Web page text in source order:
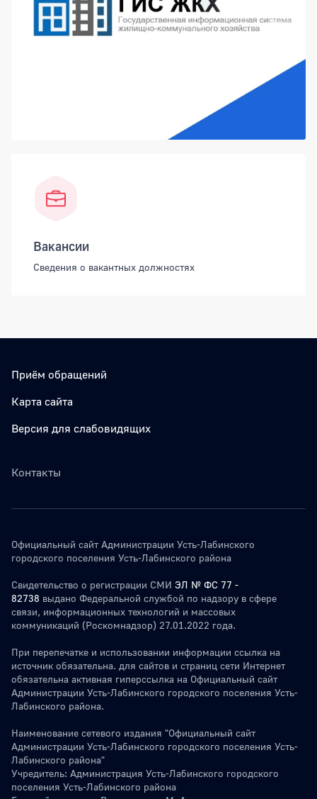
Вакансии
Сведения о вакантных должностях
Приём обращений
Карта сайта
Версия для слабовидящих
Контакты
Официальный сайт Администрации Усть-Лабинского
городского поселения Усть-Лабинского района
Свидетельство о регистрации СМИ ЭЛ № ФС 77 -
82738 выдано Федеральной службой по надзору в сфере
связи, информационных технологий и массовых
коммуникаций (Роскомнадзор) 27.01.2022 года.
При перепечатке и использовании информации ссылка на
источник обязательна. для сайтов и страниц сети Интернет
обязательна активная гиперссылка на Официальный сайт
Администрации Усть-Лабинского городского поселения Усть-
Лабинского района.
Наименование сетевого издания "Официальный сайт
Администрации Усть-Лабинского городского поселения Усть-
Лабинского района"
Учредитель: Администрация Усть-Лабинского городского
поселения Усть-Лабинского района